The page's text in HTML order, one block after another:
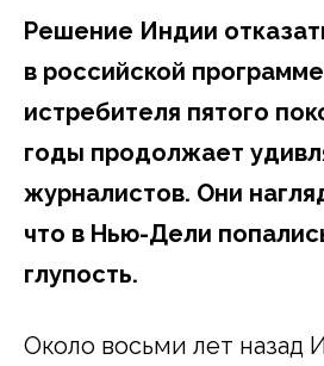
Решение Индии
в российской
истребителя пятого
годы продолжает
журналистов. Они
что в Нью-Дели
глупость.
Около восьми лет назад